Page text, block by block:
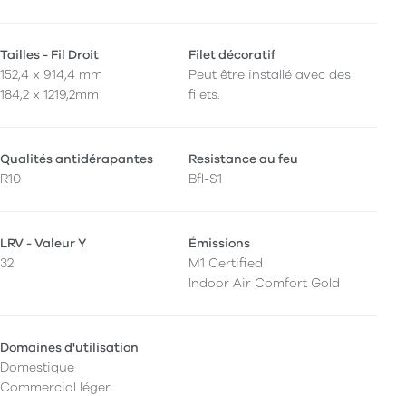
Tailles - Fil Droit
152,4 x 914,4 mm
184,2 x 1219,2mm
Filet décoratif
Peut être installé avec des
filets.
Qualités antidérapantes
R10
Resistance au feu
Bfl-S1
LRV - Valeur Y
32
Émissions
M1 Certified
Indoor Air Comfort Gold
Domaines d'utilisation
Domestique
Commercial léger